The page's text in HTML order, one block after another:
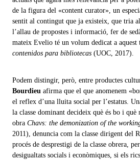
de la figura del «content curator», un
sentit al contingut que ja existeix, que tria
l’allau de propostes i informació, fer de
mateix Evelio té un volum dedicat a aquest
contenidos para bibliotecas (UOC, 2017).
Podem distingir, però, entre productes
Bourdieu afirma que el que anomenem
el reflex d’una lluita social per l’estatus.
la classe dominant decideix què és bo i què
obra Chavs: the demonization of the
2011), denuncia com la classe dirigent del
procés de desprestigi de la classe obrera,
desigualtats socials i econòmiques, si els